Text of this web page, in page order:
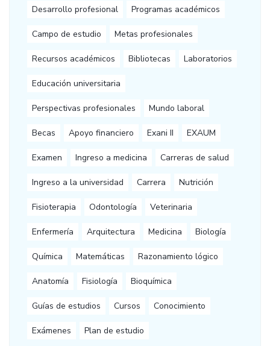
Desarrollo profesional Programas académicos
Campo de estudio Metas profesionales
Recursos académicos Bibliotecas Laboratorios
Educación universitaria
Perspectivas profesionales Mundo laboral
Becas Apoyo financiero Exani II EXAUM
Examen Ingreso a medicina Carreras de salud
Ingreso a la universidad Carrera Nutrición
Fisioterapia Odontología Veterinaria
Enfermería Arquitectura Medicina Biología
Química Matemáticas Razonamiento lógico
Anatomía Fisiología Bioquímica
Guías de estudios Cursos Conocimiento
Exámenes Plan de estudio